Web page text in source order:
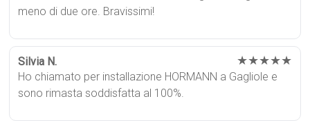
meno di due ore. Bravissimi!
Silvia N. ★★★★★
Ho chiamato per installazione HORMANN a Gagliole e
sono rimasta soddisfatta al 100%.